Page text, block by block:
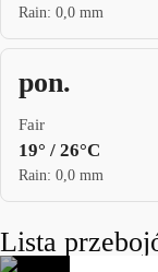
Rain: 0,0 mm
pon.
Fair
19° / 26°C
Rain: 0,0 mm
Lista